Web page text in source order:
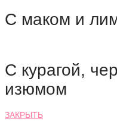
С маком и
С курагой,
изюмом
ЗАКРЫТЬ